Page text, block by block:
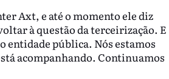
Axt, e até o momento ele diz
à questão da terceirização. E
entidade pública. Nós estamos
acompanhando. Continuamos